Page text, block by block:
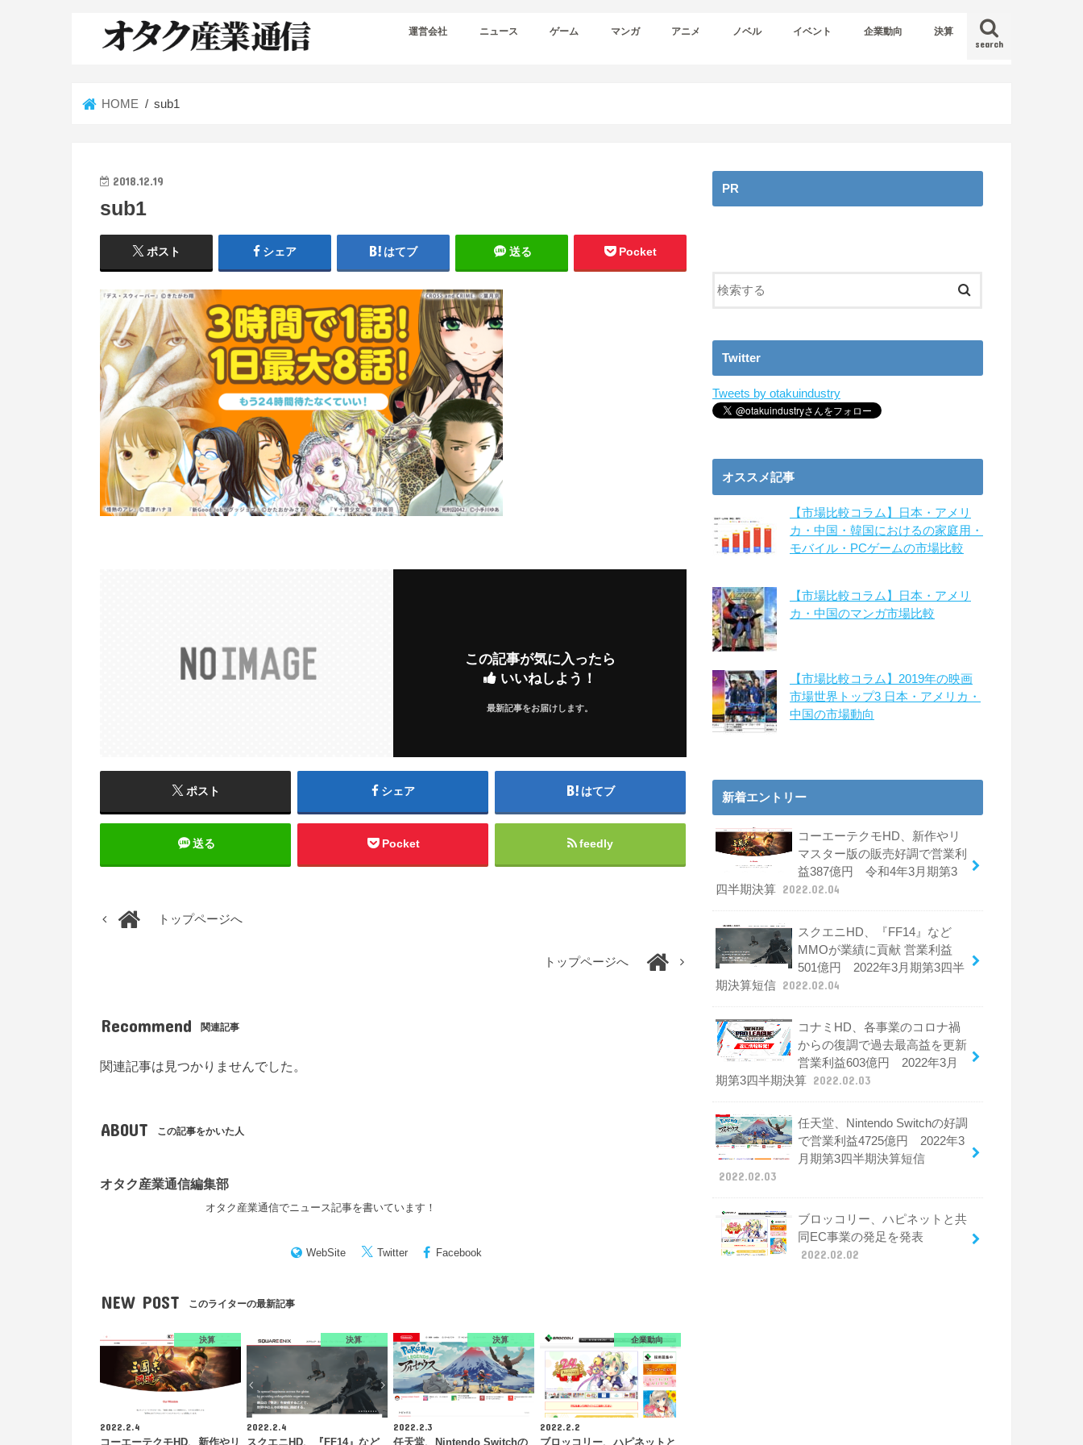
search
運営会社 ニュース ゲーム マンガ アニメ ノベル イベント 企業動向 決算
HOME sub1
2018.12.19
sub1
ポスト シェア はてブ 送る Pocket
この記事が気に入ったら
いいねしよう！
最新記事をお届けします。
ポスト シェア はてブ
送る Pocket feedly
トップページへ
トップページへ
Recommend 関連記事
関連記事は見つかりませんでした。
ABOUT この記事をかいた人
オタク産業通信編集部
オタク産業通信でニュース記事を書いています！
WebSite Twitter Facebook
NEW POST このライターの最新記事
決算
2022.2.4
決算
2022.2.4
決算
2022.2.3
企業動向
2022.2.2
PR
Twitter
Tweets by otakuindustry
オススメ記事
【市場比較コラム】日本・アメリ
カ・中国・韓国におけるの家庭用・
モバイル・PCゲームの市場比較
【市場比較コラム】日本・アメリ
カ・中国のマンガ市場比較
【市場比較コラム】2019年の映画
市場世界トップ3 日本・アメリカ・
中国の市場動向
新着エントリー
コーエーテクモHD、新作やリ
マスター版の販売好調で営業利
益387億円 令和4年3月期第3
四半期決算 2022.02.04
スクエニHD、『FF14』など
MMOが業績に貢献 営業利益
501億円 2022年3月期第3四半
期決算短信 2022.02.04
コナミHD、各事業のコロナ禍
からの復調で過去最高益を更新
営業利益603億円 2022年3月
期第3四半期決算 2022.02.03
任天堂、Nintendo Switchの好調
で営業利益4725億円 2022年3
月期第3四半期決算短信
2022.02.03
ブロッコリー、ハピネットと共
同EC事業の発足を発表
2022.02.02